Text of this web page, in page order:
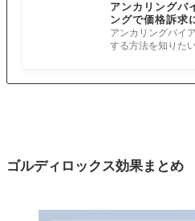
アンカリングバ
ングで価格訴求
アンカリングバイ
する方法を知りた
ゴルディロックス効果まとめ